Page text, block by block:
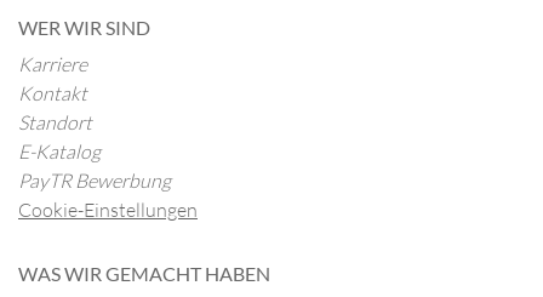
WER WIR SIND
Karriere
Kontakt
Standort
E-Katalog
PayTR Bewerbung
Cookie-Einstellungen
WAS WIR GEMACHT HABEN